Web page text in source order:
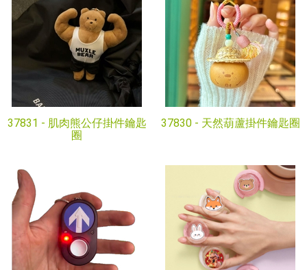
37831 - 肌肉熊公仔掛件鑰匙
圈
37830 - 天然葫蘆掛件鑰匙圈